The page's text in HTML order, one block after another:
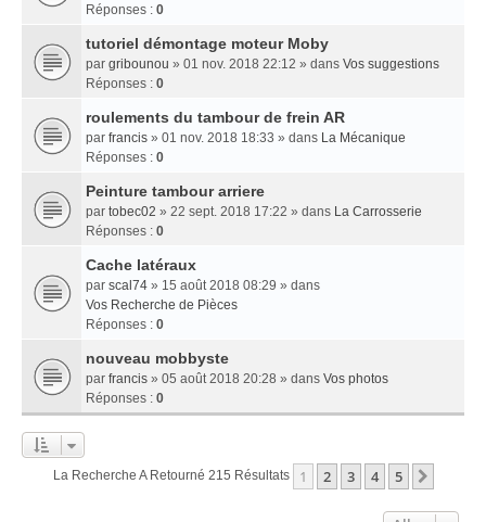
Réponses : 0
tutoriel démontage moteur Moby
par gribounou » 01 nov. 2018 22:12 » dans Vos suggestions
Réponses : 0
roulements du tambour de frein AR
par francis » 01 nov. 2018 18:33 » dans La Mécanique
Réponses : 0
Peinture tambour arriere
par tobec02 » 22 sept. 2018 17:22 » dans La Carrosserie
Réponses : 0
Cache latéraux
par scal74 » 15 août 2018 08:29 » dans
Vos Recherche de Pièces
Réponses : 0
nouveau mobbyste
par francis » 05 août 2018 20:28 » dans Vos photos
Réponses : 0
La Recherche A Retourné 215 Résultats 1 2 3 4 5